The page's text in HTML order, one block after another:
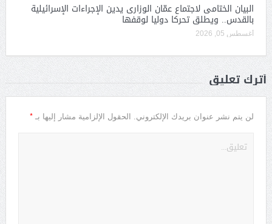
البيان الختامى لاجتماع عمّان الوزارى يدين الإجراءات الإسرائيلية
بالقدس.. ويطلق تحركا دوليا لوقفها
أغسطس 05, 2026
أترك تعليق
لن يتم نشر عنوان بريدك الإلكتروني. الحقول الإلزامية مشار إليها بـ *